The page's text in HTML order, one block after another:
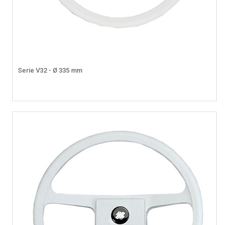
Serie V32 - Ø 335 mm